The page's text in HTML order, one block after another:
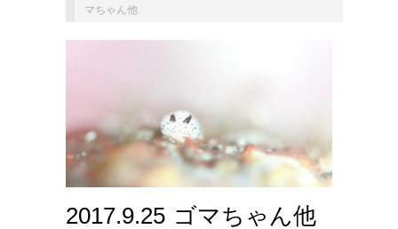
マちゃん他
2017.9.25 ゴマちゃん他